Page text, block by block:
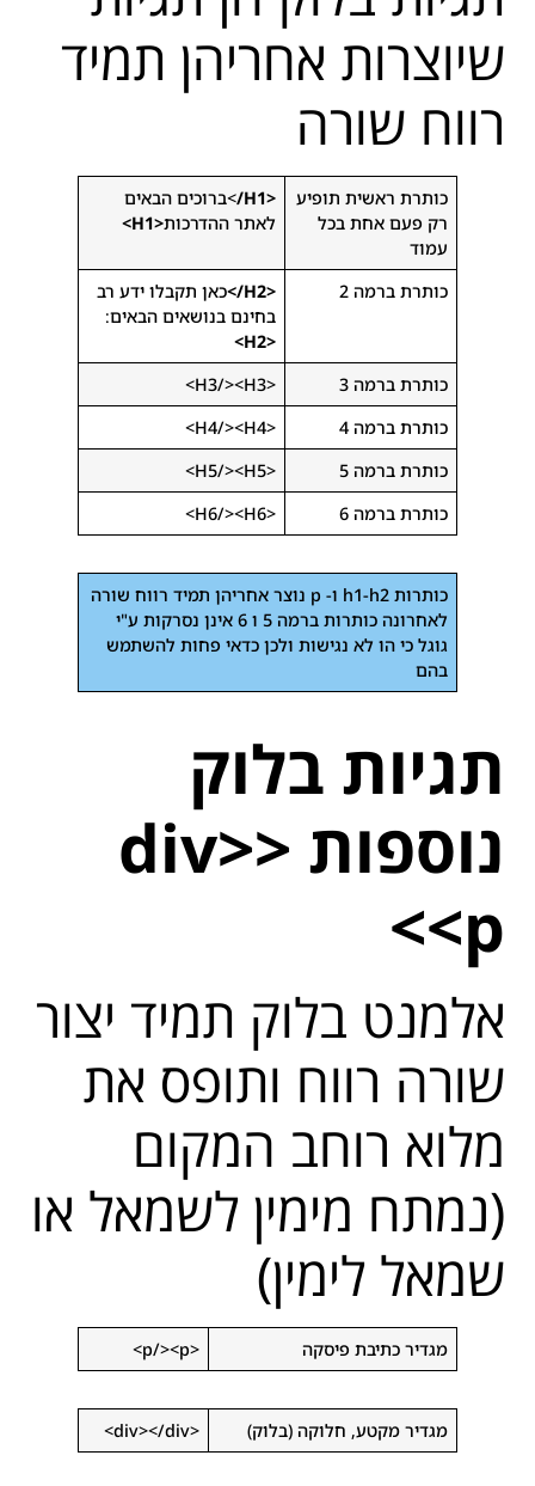
שיוצרות אחריהן תמיד
רווח שורה
כותרת ראשית תופיע
רק פעם אחת בכל
עמוד
<H1/
>ברוכים הבאים
לאתר ההדרכות<H1>
כותרת ברמה 2 <H2/>
כאן תקבלו ידע רב
בחינם בנושאים הבאים:
<H2>
כותרת ברמה 3
<H3/><H3>
כותרת ברמה 4
<H4/><H4>
כותרת ברמה 5
<H5/><H5>
כותרת ברמה 6
<H6/><H6>
כותרות h1-h2 ו- p נוצר אחריהן תמיד רווח שורה
לאחרונה כותרות ברמה 5 ו 6 אינן נסרקות ע"י
גוגל כי הו לא נגישות ולכן כדאי פחות להשתמש
בהם
תגיות בלוק
נוספות <div>
<p>
אלמנט בלוק תמיד יצור
שורה רווח ותופס את
מלוא רוחב המקום
(נמתח מימין לשמאל או
שמאל לימין)
מגדיר כתיבת פיסקה <p/><p>
מגדיר מקטע, חלוקה (בלוק) <div></div>